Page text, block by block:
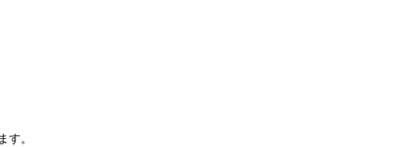
す。